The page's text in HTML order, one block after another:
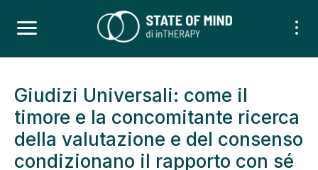
Giudizi Universali: come il
timore e la concomitante ricerca
della valutazione e del consenso
condizionano il rapporto con sé